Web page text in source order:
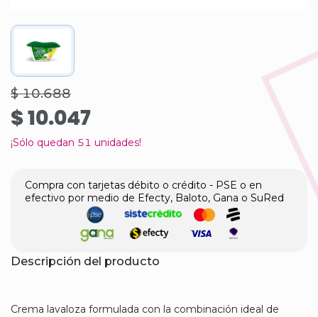
¡Sólo quedan 51 unidades!
$ 10.688
$ 10.047
Compra con tarjetas débito o crédito - PSE o en
efectivo por medio de Efecty, Baloto, Gana o SuRed
Descripción del producto
Crema lavaloza formulada con la combinación ideal de